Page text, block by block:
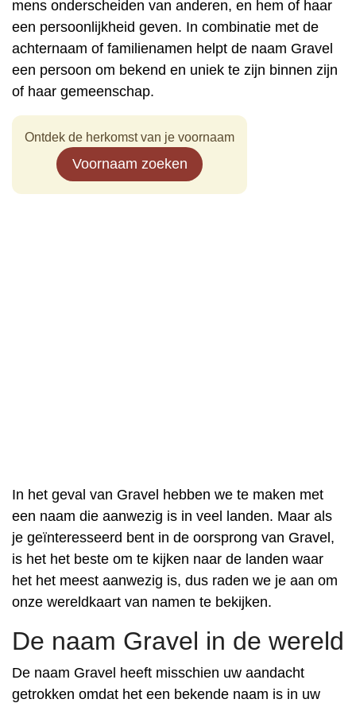
mens onderscheiden van anderen, en hem of haar
een persoonlijkheid geven. In combinatie met de
achternaam of familienamen helpt de naam Gravel
een persoon om bekend en uniek te zijn binnen zijn
of haar gemeenschap.
Ontdek de herkomst van je voornaam
Voornaam zoeken
In het geval van Gravel hebben we te maken met
een naam die aanwezig is in veel landen. Maar als
je geïnteresseerd bent in de oorsprong van Gravel,
is het het beste om te kijken naar de landen waar
het het meest aanwezig is, dus raden we je aan om
onze wereldkaart van namen te bekijken.
De naam Gravel in de wereld
De naam Gravel heeft misschien uw aandacht
getrokken omdat het een bekende naam is in uw